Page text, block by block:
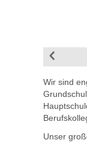
Wir sind
Unser